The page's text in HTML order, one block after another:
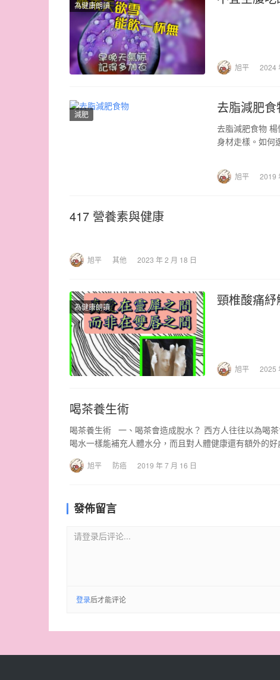
為健康朗讀
旭平 2024
減肥 去脂減肥食
去脂減肥食物
身材走樣。如
旭平 2019
417 營養素與健康
旭平 其他 2023 年 2 月 18 日
為健康朗讀 頸椎酸痛紓
旭平 2025
喝茶養生術
喝茶養生術 一、喝茶會造成脫水？ 西方人往往以為喝
喝水一樣能補充人體水分，而且對人體健康還有額外的
旭平 防癌 2019 年 7 月 16 日
發佈留言
请登录后评论...
登录后才能评论